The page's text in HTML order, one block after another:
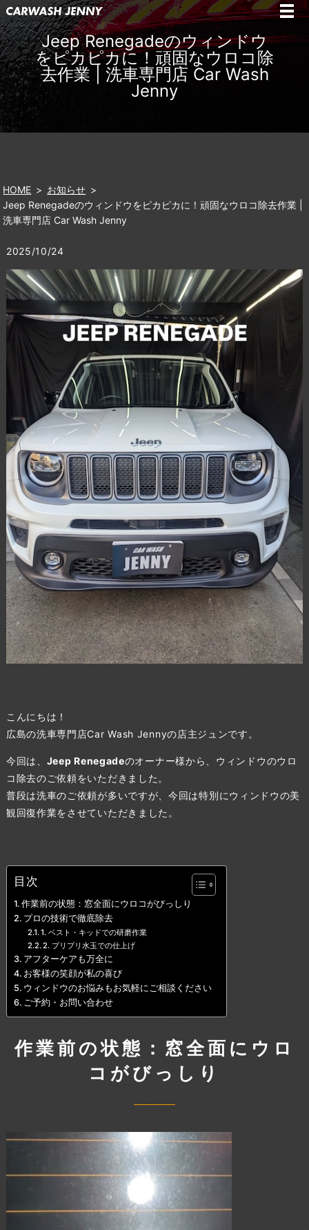
Jeep Renegadeのウィンドウ
をピカピカに！頑固なウロコ除
去作業 | 洗車専門店 Car Wash
Jenny
HOME
お知らせ
Jeep Renegadeのウィンドウをピカピカに！頑固なウロコ除去作業 |
洗車専門店 Car Wash Jenny
2025/10/24
こんにちは！
広島の洗車専門店Car Wash Jennyの店主ジュンです。
今回は、 Jeep Renegadeのオーナー様から、ウィンドウのウロ
コ除去のご依頼をいただきました。
普段は洗車のご依頼が多いですが、今回は特別にウィンドウの美
観回復作業をさせていただきました。
目次
作業前の状態：窓全面にウロコがびっしり
プロの技術で徹底除去
1. ベスト・キッドでの研磨作業
2. プリプリ水玉での仕上げ
アフターケアも万全に
お客様の笑顔が私の喜び
ウィンドウのお悩みもお気軽にご相談ください
ご予約・お問い合わせ
作業前の状態：窓全面にウロ
コがびっしり
動
レ
ー